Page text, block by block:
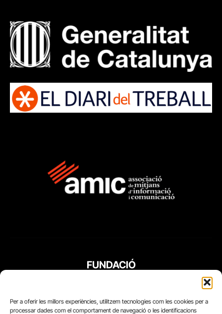
Per a oferir les millors experiències, utilitzem tecnologies com les cookies per a
processar dades com el comportament de navegació o les identificacions
FUNDACIÓ